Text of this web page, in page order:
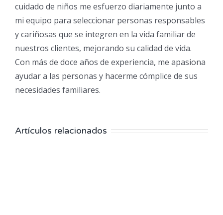
cuidado de niños me esfuerzo diariamente junto a
mi equipo para seleccionar personas responsables
y cariñosas que se integren en la vida familiar de
nuestros clientes, mejorando su calidad de vida.
Con más de doce años de experiencia, me apasiona
ayudar a las personas y hacerme cómplice de sus
necesidades familiares.
Artículos relacionados